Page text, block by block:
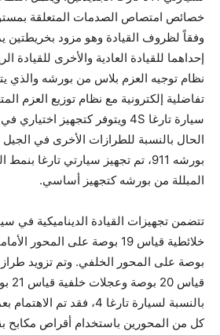
خصائص امتصاص الصدمات المتعلقة
وفقاً لظروف القيادة وهو مزود بخريطتين
إحداهما للقيادة العادية والأخرى للقيادة
نظام توجيه العزم بلاس من بورشه والذي
تفاضلية إلكترونية مع نظام توزيع العزم
الحال بالنسبة للطرازات الأخرى في
بورشه 911‏، تم تجهيز سيارتي تارغا
المبللة من بورشه كتجهيز أساسي‏.
بالنسبة لسيارة تارغا 4‏،